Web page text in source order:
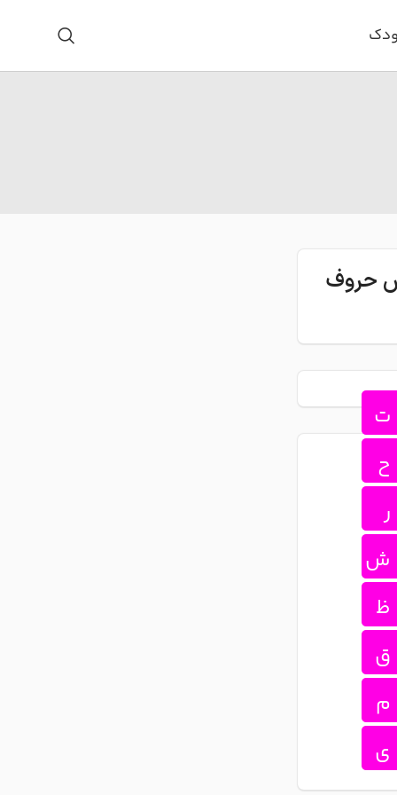
حروف
ت
ح
ر
ش
ظ
ق
م
ی